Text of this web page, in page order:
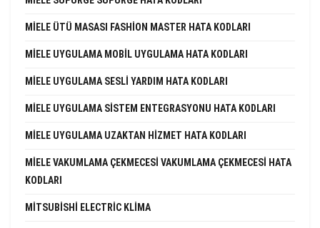
MIELE ÜTÜ MASASI FASHION MASTER HATA KODLARI
MIELE UYGULAMA MOBIL UYGULAMA HATA KODLARI
MIELE UYGULAMA SESLI YARDIM HATA KODLARI
MIELE UYGULAMA SISTEM ENTEGRASYONU HATA KODLARI
MIELE UYGULAMA UZAKTAN HIZMET HATA KODLARI
MIELE VAKUMLAMA ÇEKMECESI VAKUMLAMA ÇEKMECESI HATA
KODLARI
MITSUBISHI ELECTRIC KLIMA